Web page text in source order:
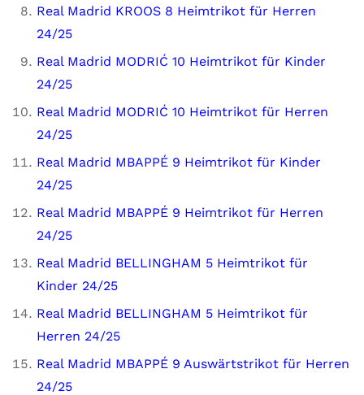
Real Madrid KROOS 8 Heimtrikot für Herren
24/25
Real Madrid MODRIĆ 10 Heimtrikot für Kinder
24/25
Real Madrid MODRIĆ 10 Heimtrikot für Herren
24/25
Real Madrid MBAPPÉ 9 Heimtrikot für Kinder
24/25
Real Madrid MBAPPÉ 9 Heimtrikot für Herren
24/25
Real Madrid BELLINGHAM 5 Heimtrikot für
Kinder 24/25
Real Madrid BELLINGHAM 5 Heimtrikot für
Herren 24/25
Real Madrid MBAPPÉ 9 Auswärtstrikot für Herren
24/25